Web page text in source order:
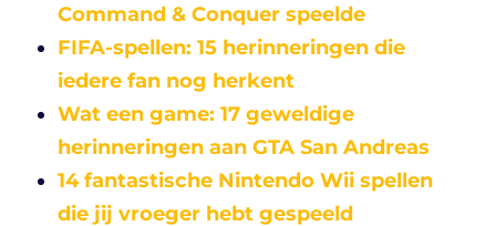
Command & Conquer speelde
FIFA-spellen: 15 herinneringen die
iedere fan nog herkent
Wat een game: 17 geweldige
herinneringen aan GTA San Andreas
14 fantastische Nintendo Wii spellen
die jij vroeger hebt gespeeld